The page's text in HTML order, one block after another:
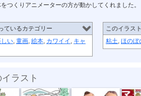
つくりアニメーターの方が動かしてくれました。
ているカテゴリー
い, 童画, 絵本, カワイイ , キャ
このイラス
粘土, ほのぼ
ラスト
引き2 暮らしの手引き3